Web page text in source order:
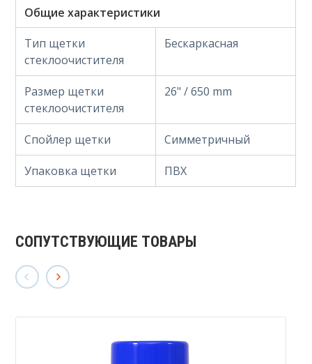
Общие характеристики
Тип щетки
стеклоочистителя
Бескаркасная
Размер щетки
стеклоочистителя
26" / 650 mm
Спойлер щетки Симметричный
Упаковка щетки ПВХ
СОПУТСТВУЮЩИЕ ТОВАРЫ